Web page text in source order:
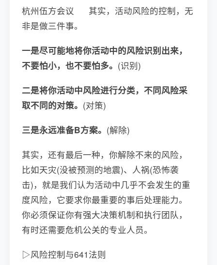
杭州伍方会议 其实，活动风险的控制，无
非是做三件事。
一是尽可能地将你活动中的风险识别出来，
不要怕小，也不要怕多。 (识别)
二是将你活动中风险进行分类，不同风险采
取不同的对策。 (对策)
三是永远准备B方案。 (解除)
其实，还有最后一种，你解除不来的风险，
比如天灾(没被预测的地震)、人祸(恐怖袭
击)，就是我们认为活动中几乎不会发生的重
度风险，它要求你最重要的事后处理能力。
你必须保证你有强大决策机制和执行团队，
有时还需要危机公关的专业人员。
▷风险控制与641法则